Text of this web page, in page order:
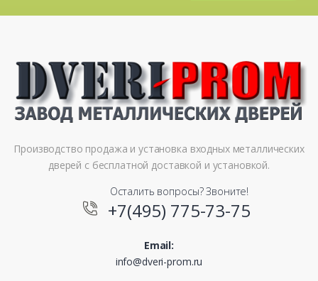
Производство продажа и установка входных металлических
дверей с бесплатной доставкой и установкой.
Осталить вопросы? Звоните!
+7(495) 775-73-75
Email:
info@dveri-prom.ru